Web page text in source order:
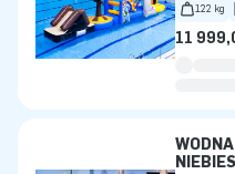
122 kg
11